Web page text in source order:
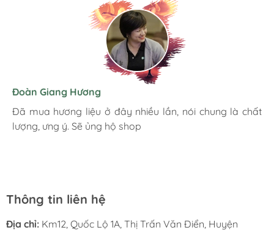
Hương Suri
Mình rất ưng khi đến Việt Úc JSC. Ở đây có rất nhiều
mặt hàng phong phú, tha hồ lựa chọn. Nhân viên
Đoàn Giang Hương
Đã mua hương liệu ở đây nhiều lần, nói chung là chất
lượng, ưng ý. Sẽ ủng hộ shop
Ngọc Anh
Đóng gói chắc chắn cẩn thận. Giao hàng nhanh chóng.
Hình ảnh sản phẩm chân thực giống mô tả. Đánh giá 5
Thông tin liên hệ
Địa chỉ: Km12, Quốc Lộ 1A, Thị Trấn Văn Điển, Huyện